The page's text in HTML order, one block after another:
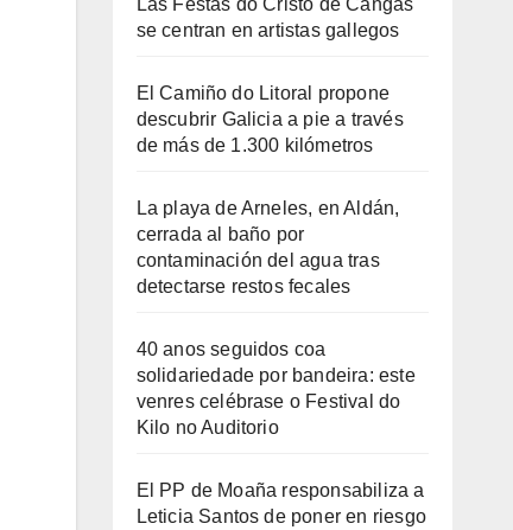
se centran en artistas gallegos
El Camiño do Litoral propone
descubrir Galicia a pie a través
de más de 1.300 kilómetros
La playa de Arneles, en Aldán,
cerrada al baño por
contaminación del agua tras
detectarse restos fecales
40 anos seguidos coa
solidariedade por bandeira: este
venres celébrase o Festival do
Kilo no Auditorio
El PP de Moaña responsabiliza a
Leticia Santos de poner en riesgo